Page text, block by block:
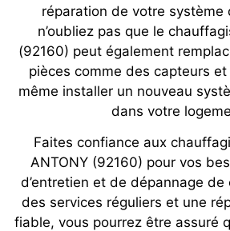
réparation de votre système
n’oubliez pas que le
(92160) peut également
pièces comme des capteurs
même installer un nouveau
dans votre
Faites confiance aux
ANTONY (92160) pour vos
d’entretien et de dépannage de
des services réguliers et une
fiable, vous pourrez être assuré